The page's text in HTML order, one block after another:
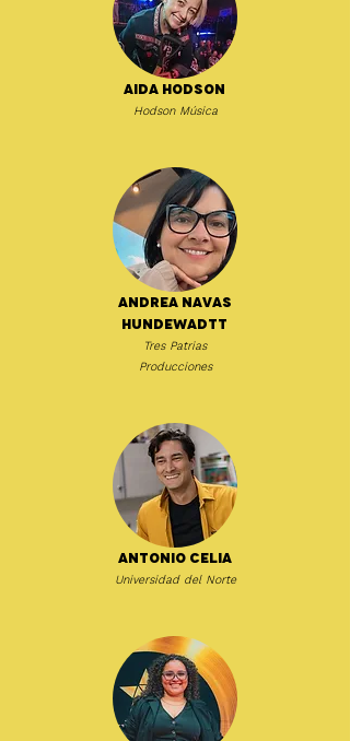
Aida Hodson
Hodson Música
Andrea Navas
Hundewadtt
Tres Patrias
Producciones
Antonio Celia
Universidad del Norte